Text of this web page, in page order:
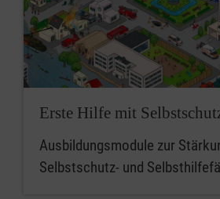
Erste Hilfe mit
Ausbildungsmodule zur
Selbstschutz- und